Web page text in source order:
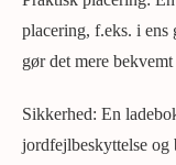
placering, f.eks. i ens
gør det mere
Sikkerhed: En
jordfejlbeskyttelse og